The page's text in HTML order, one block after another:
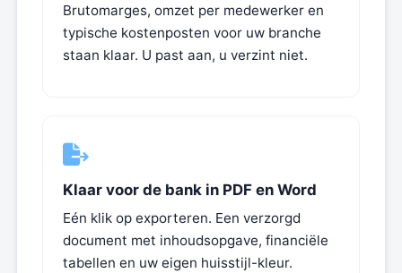
Brutomarges, omzet per medewerker en
typische kostenposten voor uw branche
staan klaar. U past aan, u verzint niet.
Klaar voor de bank in PDF en Word
Eén klik op exporteren. Een verzorgd
document met inhoudsopgave, financiële
tabellen en uw eigen huisstijl-kleur.